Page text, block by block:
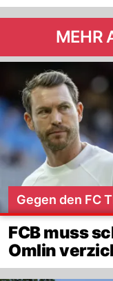
MEHR
Gegen den FC
FCB muss
Omlin